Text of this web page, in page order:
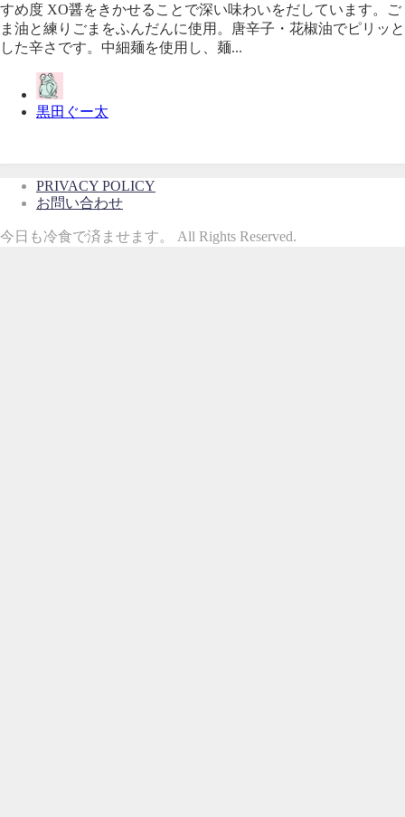
すめ度 XO醤をきかせることで深い味わいをだしています。ご
ま油と練りごまをふんだんに使用。唐辛子・花椒油でピリッと
した辛さです。中細麺を使用し、麺...
黒田ぐー太
PRIVACY POLICY
お問い合わせ
今日も冷食で済ませます。 All Rights Reserved.